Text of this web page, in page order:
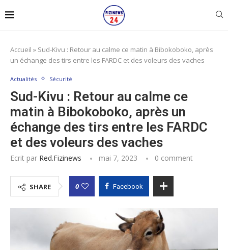
Accueil » Sud-Kivu : Retour au calme ce matin à Bibokoboko, après
un échange des tirs entre les FARDC et des voleurs des vaches
Actualités Sécurité
Sud-Kivu : Retour au calme ce
matin à Bibokoboko, après un
échange des tirs entre les FARDC
et des voleurs des vaches
Ecrit par Red.fizinews mai 7, 2023 0 comment
SHARE 0 Facebook